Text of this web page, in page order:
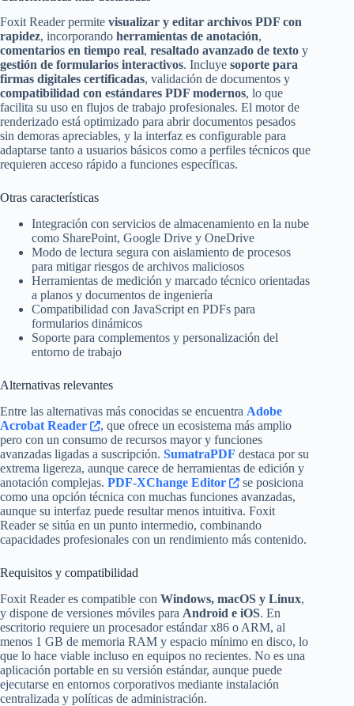
Foxit Reader permite visualizar y editar archivos PDF con
rapidez, incorporando herramientas de anotación,
comentarios en tiempo real, resaltado avanzado de texto y
gestión de formularios interactivos. Incluye soporte para
firmas digitales certificadas, validación de documentos y
compatibilidad con estándares PDF modernos, lo que
facilita su uso en flujos de trabajo profesionales. El motor de
renderizado está optimizado para abrir documentos pesados
sin demoras apreciables, y la interfaz es configurable para
adaptarse tanto a usuarios básicos como a perfiles técnicos que
requieren acceso rápido a funciones específicas.
Otras características
Integración con servicios de almacenamiento en la nube
como SharePoint, Google Drive y OneDrive
Modo de lectura segura con aislamiento de procesos
para mitigar riesgos de archivos maliciosos
Herramientas de medición y marcado técnico orientadas
a planos y documentos de ingeniería
Compatibilidad con JavaScript en PDFs para
formularios dinámicos
Soporte para complementos y personalización del
entorno de trabajo
Alternativas relevantes
Entre las alternativas más conocidas se encuentra Adobe
Acrobat Reader
, que ofrece un ecosistema más amplio
pero con un consumo de recursos mayor y funciones
avanzadas ligadas a suscripción. SumatraPDF destaca por su
extrema ligereza, aunque carece de herramientas de edición y
anotación complejas. PDF-XChange Editor
se posiciona
como una opción técnica con muchas funciones avanzadas,
aunque su interfaz puede resultar menos intuitiva. Foxit
Reader se sitúa en un punto intermedio, combinando
capacidades profesionales con un rendimiento más contenido.
Requisitos y compatibilidad
Foxit Reader es compatible con Windows, macOS y Linux,
y dispone de versiones móviles para Android e iOS. En
escritorio requiere un procesador estándar x86 o ARM, al
menos 1 GB de memoria RAM y espacio mínimo en disco, lo
que lo hace viable incluso en equipos no recientes. No es una
aplicación portable en su versión estándar, aunque puede
ejecutarse en entornos corporativos mediante instalación
centralizada y políticas de administración.